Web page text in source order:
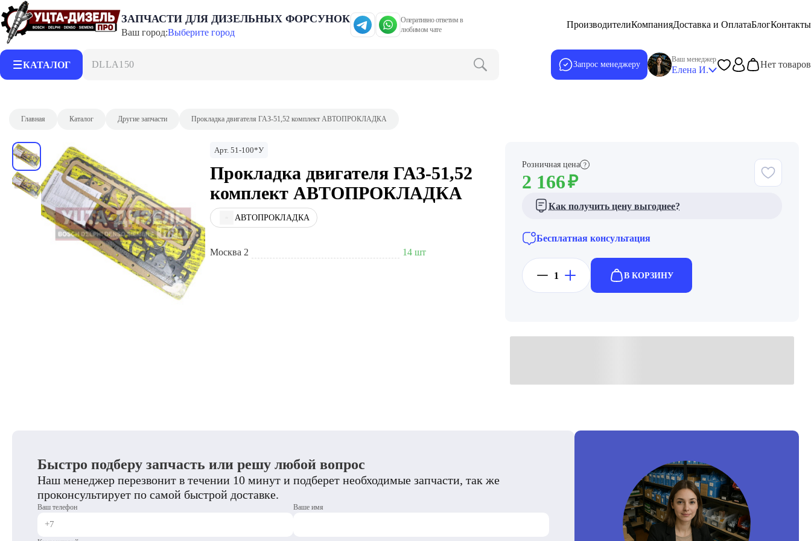
ЗАПЧАСТИ ДЛЯ ДИЗЕЛЬНЫХ ФОРСУНОК
Ваш город:Выберите город
Оперативно ответим в
любимом чате
ПроизводителиКомпанияДоставка и ОплатаБлогКонтакты
КАТАЛОГ DLLA150P21 Запрос менеджеру
Ваш менеджер
Елена И.
Нет товаров
Главная Каталог Другие запчасти Прокладка двигателя ГАЗ-51,52 комплект АВТОПРОКЛАДКА
Розничная цена ?
2 166₽
Как получить цену выгоднее?
Бесплатная консультация
В КОРЗИНУ
Арт. 51-100*У
Прокладка двигателя ГАЗ-51,52
комплект АВТОПРОКЛАДКА
АВТОПРОКЛАДКА
Москва 2 14 шт
Быстро подберу запчасть или решу любой вопрос
Наш менеджер перезвонит в течении 10 минут и подберет необходимые запчасти, так же
проконсультирует по самой быстрой доставке.
Ваш телефон Ваше имя